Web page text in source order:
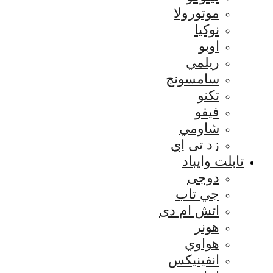
موتورولا
نوكيا
اوبو
ريلمي
سامسونج
تكنو
فيفو
شاومي
زد تي إي
تابلت وايباد
دوجى
جي تاب
اتش ام دى
هونر
هواوي
انفينيكس